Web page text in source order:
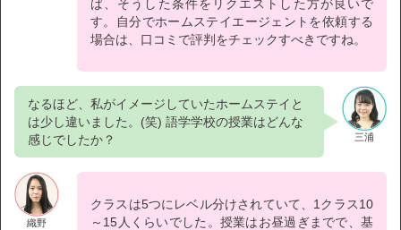
ば、そうした条件をリクエストした方が良いで
す。自分でホームステイエージェントを依頼する
場合は、口コミで評判をチェックすべきですね。
三浦
なるほど、私がイメージしていたホームステイと
は少し違いました。(笑) 語学学校の授業はどんな
感じでしたか？
織野
クラスは5つにレベル分けされていて、1クラス10
～15人くらいでした。授業はお昼過ぎまでで、基